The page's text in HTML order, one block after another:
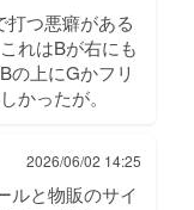
打つ悪癖がある
れはBが右にも
の上にGかフリ
かったが。
2026/06/02 14:25
ルと物販のサイ